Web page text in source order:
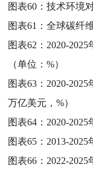
图表60：技术环境
图表61：全球碳纤
图表62： 2020-
（单位：%）
图表63： 2020-
万亿美元，%）
图表64： 2020-
图表65： 2013-
图表66： 2022-